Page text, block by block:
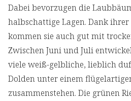
Dabei bevorzugen die
halbschattige Lagen. Dank
kommen sie auch gut mit
Zwischen Juni und Juli
viele weiß-gelbliche, lieblich
Dolden unter einem
zusammenstehen. Die grünen